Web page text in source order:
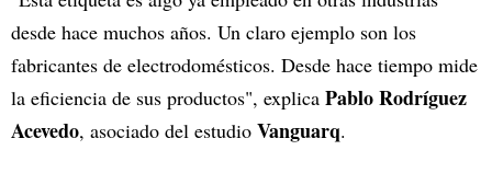
desde hace muchos años. Un claro ejemplo son los
fabricantes de electrodomésticos. Desde hace tiempo mide
la eficiencia de sus productos", explica Pablo Rodríguez
Acevedo, asociado del estudio Vanguarq.